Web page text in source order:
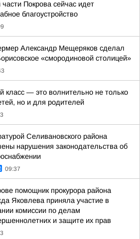
Покрова сейчас идет
благоустройство
Александр Мещеряков сделал
«смородиновой столицей»
класс — это волнительно не только
но и для родителей
Селивановского района
нарушения законодательства об
09:37
помощник прокурора района
Яковлева приняла участие в
комиссии по делам
и защите их прав